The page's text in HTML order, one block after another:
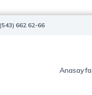
662 62-66
Anasayfa